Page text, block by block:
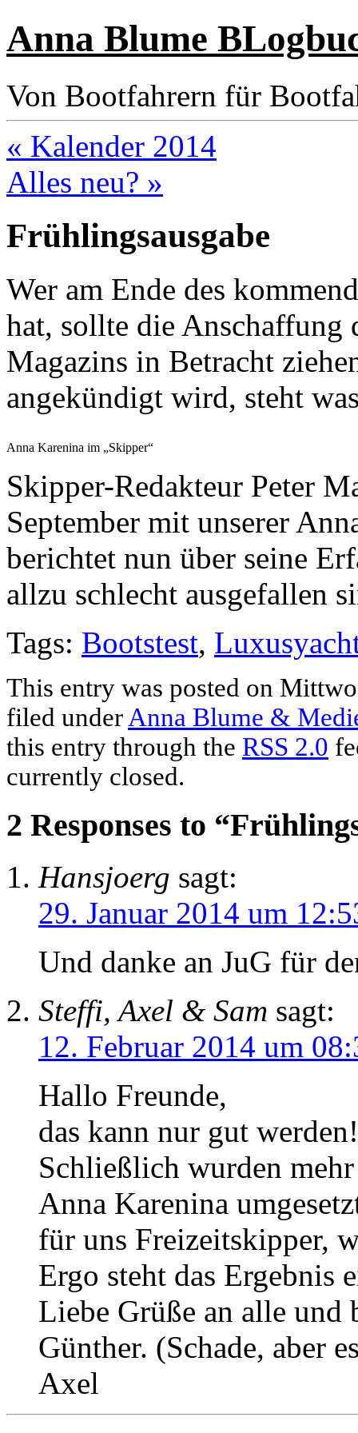
Anna Blume
Von Bootfahrern für
« Kalender 2014
Alles neu? »
Frühlingsausgabe
Wer am Ende des
hat, sollte die Anschaffung
Magazins in Betracht
angekündigt wird, steht
Anna Karenina im „Skipper“
Skipper-Redakteur Peter
September mit unserer
berichtet nun über seine
allzu schlecht ausgefallen
Tags: Bootstest,
This entry was posted on
filed under Anna Blume &
this entry through the RSS 2.0
currently closed.
2 Responses to
Hansjoerg sagt:
29. Januar 2014 um
Und danke an JuG für
Steffi, Axel & Sam sagt:
12. Februar 2014 um
Hallo Freunde,
das kann nur gut
Schließlich wurden
Anna Karenina
für uns Freizeitskipper,
Ergo steht das
Liebe Grüße an alle und
Günther. (Schade, aber
Axel